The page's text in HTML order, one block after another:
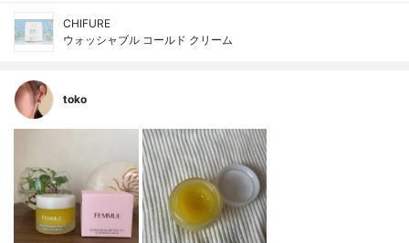
CHIFURE
ウォッシャブル コールド クリーム
toko